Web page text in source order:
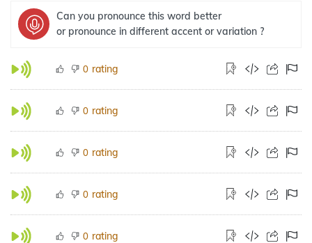
Can you pronounce this word better
or pronounce in different accent or variation ?
0 rating
0 rating
0 rating
0 rating
0 rating